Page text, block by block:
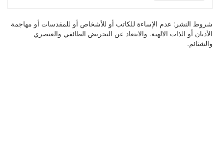
شروط النشر: عدم الإساءة للكاتب أو للأشخاص أو للمقدسات أو مهاجمة
الأديان أو الذات الالهية. والابتعاد عن التحريض الطائفي والعنصري
والشتائم.